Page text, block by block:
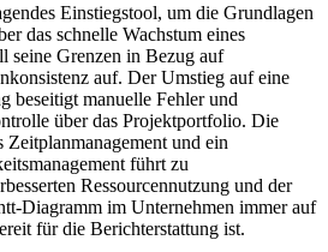
Einstiegstool, um die Grundlagen
das schnelle Wachstum eines
seine Grenzen in Bezug auf
auf. Der Umstieg auf eine
beseitigt manuelle Fehler und
über das Projektportfolio. Die
und ein
führt zu
Ressourcennutzung und der
Diagramm im Unternehmen immer auf
für die Berichterstattung ist.